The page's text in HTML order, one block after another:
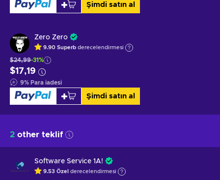
Şimdi satın al
Zero Zero
9.90 Superb derecelendirmesi
$24,99-31%
$17,19
9% Para iadesi
Şimdi satın al
2 other teklif
Software Service 1A!
9.53 Özel derecelendirmesi